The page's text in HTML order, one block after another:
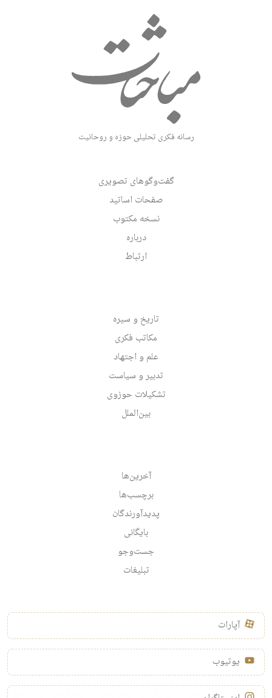
رسانه فکری تحلیلی حوزه و روحانیت
گفت‌وگوهای تصویری
صفحات اساتید
نسخه مکتوب
درباره
ارتباط
تاریخ و سیره
مکاتب فکری
علم و اجتهاد
تدبیر و سیاست
تشکیلات حوزوی
بین‌الملل
آخرین‌ها
برچسب‌ها
پدیدآورندگان
بایگانی
جست‌وجو
تبلیغات
آپارات
یوتیوب